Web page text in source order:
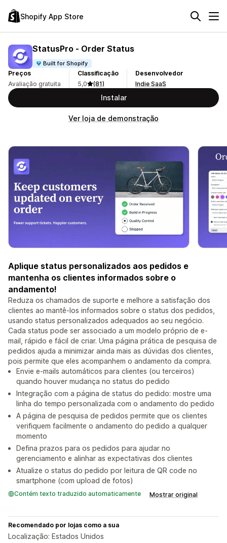
Shopify App Store
StatusPro ‑ Order Status
Built for Shopify
Preços
Avaliação gratuita
Classificação
5,0
(81)
Desenvolvedor
Indie SaaS
Instalar
Ver loja de demonstração
Aplique status personalizados aos pedidos e
mantenha os clientes informados sobre o
andamento!
Reduza os chamados de suporte e melhore a satisfação dos
clientes ao mantê-los informados sobre o status dos pedidos,
usando status personalizados adequados ao seu negócio.
Cada status pode ser associado a um modelo próprio de e-
mail, rápido e fácil de criar. Uma página prática de pesquisa de
pedidos ajuda a minimizar ainda mais as dúvidas dos clientes,
pois permite que eles acompanhem o andamento da compra.
Envie e-mails automáticos para clientes (ou terceiros)
quando houver mudança no status do pedido
Integração com a página de status do pedido: mostre uma
linha do tempo personalizada com o andamento do pedido
A página de pesquisa de pedidos permite que os clientes
verifiquem facilmente o andamento do pedido a qualquer
momento
Defina prazos para os pedidos para ajudar no
gerenciamento e alinhar as expectativas dos clientes
Atualize o status do pedido por leitura de QR code no
smartphone (com upload de fotos)
Contém texto traduzido automaticamente Mostrar original
Recomendado por lojas como a sua
Localização: Estados Unidos